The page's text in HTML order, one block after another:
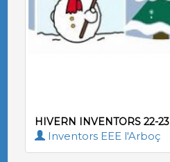
HIVERN INVENTORS 22-23
Inventors EEE l'Arboç